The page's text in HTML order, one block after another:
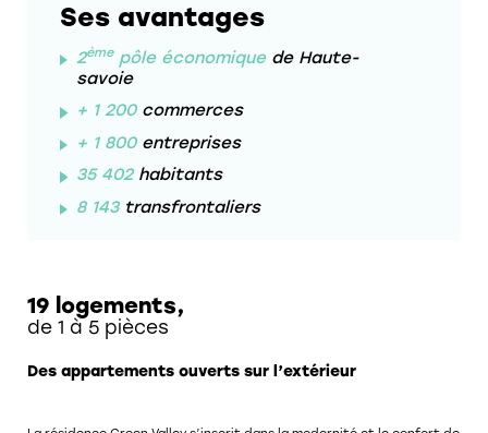
Ses avantages
2ème pôle économique de Haute-
savoie
+ 1 200 commerces
+ 1 800 entreprises
35 402 habitants
8 143 transfrontaliers
19 logements,
de 1 à 5 pièces
Des appartements ouverts sur l’extérieur